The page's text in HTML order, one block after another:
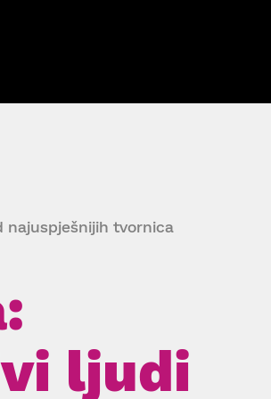
najuspješnijih tvornica
ljudi